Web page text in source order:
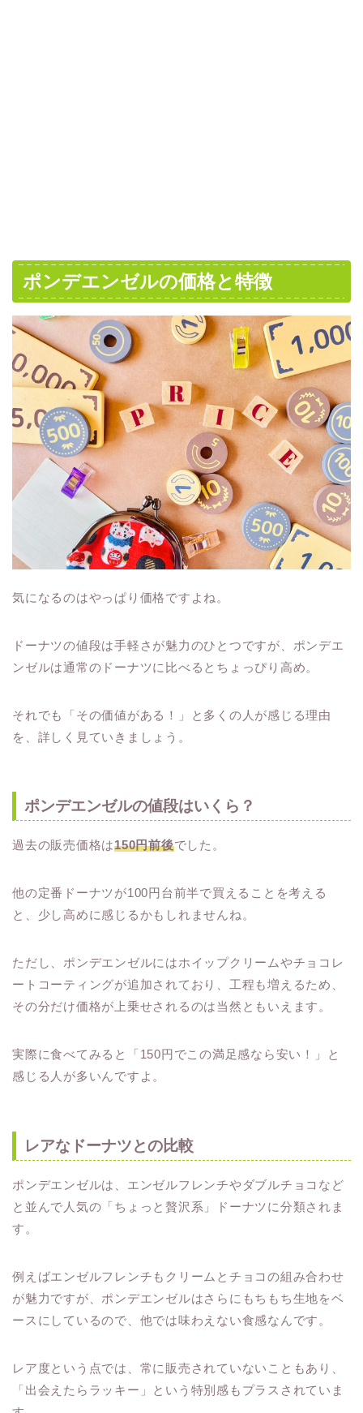
ポンデエンゼルの価格と特徴
気になるのはやっぱり価格ですよね。
ドーナツの値段は手軽さが魅力のひとつですが、ポンデエ
ンゼルは通常のドーナツに比べるとちょっぴり高め。
それでも「その価値がある！」と多くの人が感じる理由
を、詳しく見ていきましょう。
ポンデエンゼルの値段はいくら？
過去の販売価格は150円前後でした。
他の定番ドーナツが100円台前半で買えることを考える
と、少し高めに感じるかもしれませんね。
ただし、ポンデエンゼルにはホイップクリームやチョコレ
ートコーティングが追加されており、工程も増えるため、
その分だけ価格が上乗せされるのは当然ともいえます。
実際に食べてみると「150円でこの満足感なら安い！」と
感じる人が多いんですよ。
レアなドーナツとの比較
ポンデエンゼルは、エンゼルフレンチやダブルチョコなど
と並んで人気の「ちょっと贅沢系」ドーナツに分類されま
す。
例えばエンゼルフレンチもクリームとチョコの組み合わせ
が魅力ですが、ポンデエンゼルはさらにもちもち生地をベ
ースにしているので、他では味わえない食感なんです。
レア度という点では、常に販売されていないこともあり、
「出会えたらラッキー」という特別感もプラスされていま